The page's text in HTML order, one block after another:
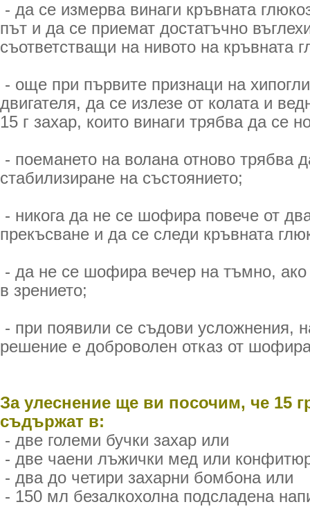
- да се измерва винаги кръвната
път и да се приемат достатъчно
съответстващи на нивото на кръвната
- още при първите признаци на
двигателя, да се излезе от колата и
15 г захар, които винаги трябва да се
- поемането на волана отново трябва
стабилизиране на състоянието;
- никога да не се шофира повече от
прекъсване и да се следи кръвната
- да не се шофира вечер на тъмно,
в зрението;
- при появили се съдови усложнения,
решение е доброволен отказ от
За улеснение ще ви посочим, че 15
съдържат в:
- две големи бучки захар или
- две чаени лъжички мед или
- два до четири захарни бомбона или
- 150 мл безалкохолна подсладена